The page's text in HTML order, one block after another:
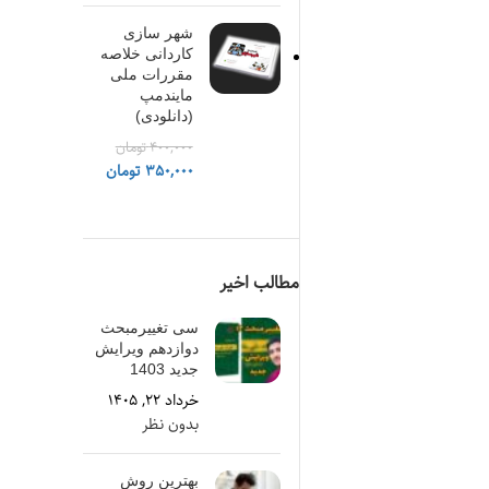
۲,۵۰۰ تومان
بود.
است.
شهر سازی
كاردانی خلاصه
مقررات ملی
مایندمپ
(دانلودی)
۴۰۰,۰۰۰تومان
قیمت
بود.
۳۵۰,۰۰۰تومانقیمت
است.
مطالب اخیر
سی تغییرمبحث
دوازدهم ویرایش
جدید 1403
خرداد ۲۲, ۱۴۰۵
بدون نظر
بهترین روش